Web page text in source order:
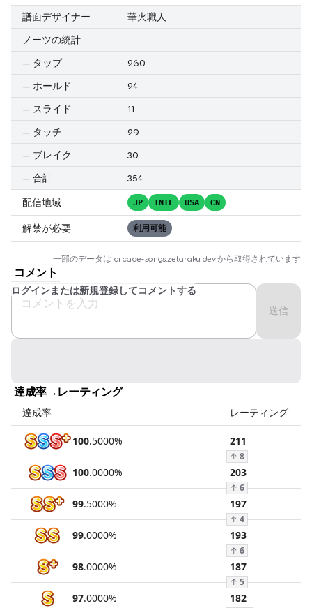
譜面デザイナー
華火職人
ノーツの統計
— タップ
260
— ホールド
24
— スライド
11
— タッチ
29
— ブレイク
30
— 合計 354
配信地域 JP INTL USA CN
解禁が必要 利用可能
一部のデータは arcade-songs.zetaraku.devから取得されています
コメント
送信
ログインまたは新規登録してコメントする
達成率→レーティング
達成率 レーティング
100.5000% 211
↑ 8
100.0000% 203
↑ 6
99.5000% 197
↑ 4
99.0000% 193
↑ 6
98.0000% 187
↑ 5
97.0000% 182